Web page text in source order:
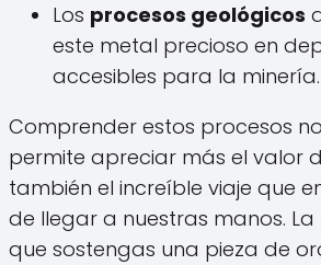
Los procesos geológicos
este metal precioso en
accesibles para la minería.
Comprender estos procesos
permite apreciar más el valor
también el increíble viaje que
de llegar a nuestras manos. La
que sostengas una pieza de